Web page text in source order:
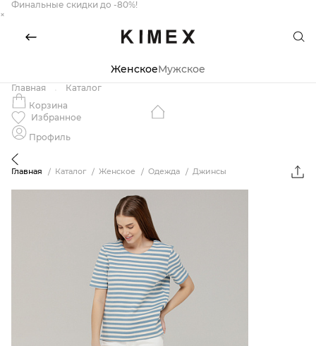
Финальные скидки до -80%!
×
ЖенскоеМужское
Главная
Каталог
Корзина
Избранное
Профиль
Главная Каталог Женское Одежда Джинсы